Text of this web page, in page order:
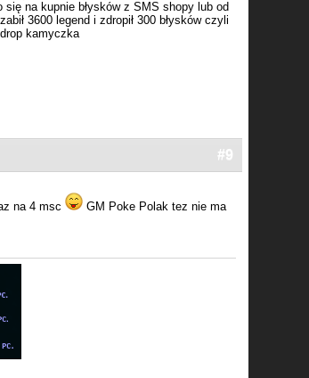
na kupnie błysków z SMS shopy lub od
3600 legend i zdropił 300 błysków czyli
kamyczka
#9
na 4 msc
GM Poke Polak tez nie ma